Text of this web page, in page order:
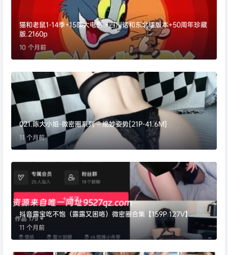
猫和老鼠1-14季+15部大电影 +四川话和东北话版本+50周年珍藏
版.2160p
10 个月前
021.陈大小姐-微密圈系列 – 绝妙姿势[21P-41.6M]
11 个月前
抖音露宝吃不饱（露露又困咯）微密圈合集【159P 127V】
11 个月前